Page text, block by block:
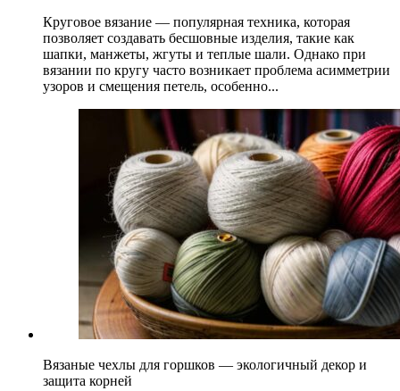
Круговое вязание — популярная техника, которая
позволяет создавать бесшовные изделия, такие как
шапки, манжеты, жгуты и теплые шали. Однако при
вязании по кругу часто возникает проблема асимметрии
узоров и смещения петель, особенно...
Вязаные чехлы для горшков — экологичный декор и
защита корней